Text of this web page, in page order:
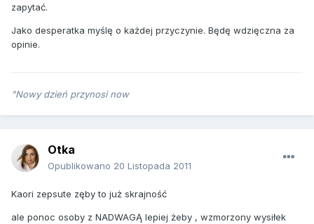
zapytać.
Jako desperatka myślę o każdej przyczynie. Będę wdzięczna za
opinie.
"Nowy dzień przynosi now
Otka
Opublikowano 20 Listopada 2011
Kaori zepsute zęby to już skrajność
ale ponoc osoby z NADWAGĄ lepiej żeby , wzmorzony wysiłek